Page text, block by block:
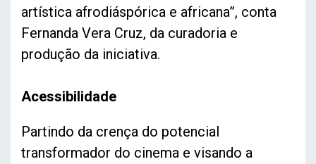
artística afrodiáspórica e africana”, conta
Fernanda Vera Cruz, da curadoria e
produção da iniciativa.
Acessibilidade
Partindo da crença do potencial
transformador do cinema e visando a